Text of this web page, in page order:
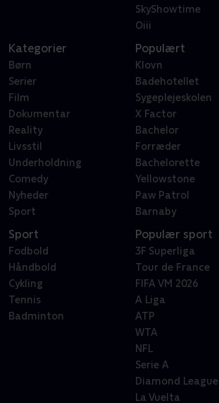
SkyShowtime
Oiii
Kategorier
Børn
Serier
Film
Dokumentar
Reality
Livsstil
Underholdning
Comedy
Nyheder
Sport
Populært
Klovn
Badehotellet
Sygeplejeskolen
X Factor
Bachelor
Forræder
Bachelorette
Yellowstone
Paw Patrol
Barnaby
Sport
Fodbold
Håndbold
Cykling
Tennis
Badminton
Populær sport
3F Superliga
Tour de France
FIFA VM 2026
A Liga
ATP
WTA
NFL
Serie A
Diamond League
La Vuelta